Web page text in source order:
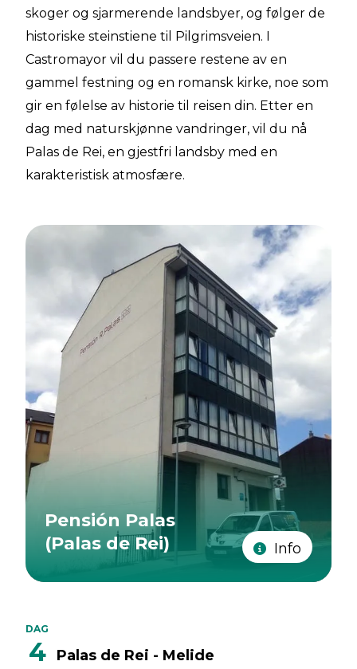
skoger og sjarmerende landsbyer, og følger de
historiske steinstiene til Pilgrimsveien. I
Castromayor vil du passere restene av en
gammel festning og en romansk kirke, noe som
gir en følelse av historie til reisen din. Etter en
dag med naturskjønne vandringer, vil du nå
Palas de Rei, en gjestfri landsby med en
karakteristisk atmosfære.
Pensión Palas
(Palas de Rei)
Info
DAG
4 Palas de Rei - Melide